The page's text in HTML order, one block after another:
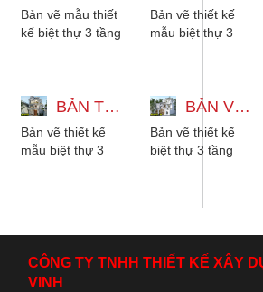
Bản vẽ mẫu thiết
kế biệt thự 3 tầng
đình...
Bản vẽ thiết kế
mẫu biệt thự 3
phù hợp...
BẢN THIẾT KẾ MẪU BIỆT THỰ 3 TẦNG TÂN CỔ ĐIỂN ĐẸP KÈM NỘI THẤT
Bản vẽ thiết kế
mẫu biệt thự 3
BẢN VẼ THIẾT KẾ BIỆT THỰ 3 TẦNG MÁI NHẬT TÂN CỔ ĐIỂN 3 PHÒNG NGỦ
Bản vẽ thiết kế
biệt thự 3 tầng
CÔNG TY TNHH THIẾT KẾ XÂY
VINH